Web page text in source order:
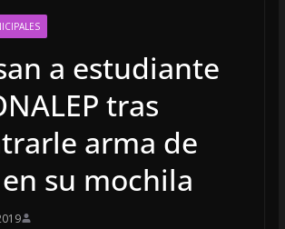
a estudiante
tras
arma de
su mochila